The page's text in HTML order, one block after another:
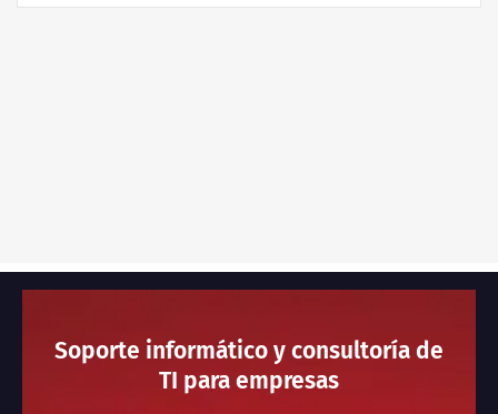
Soporte informático y consultoría de
TI para empresas